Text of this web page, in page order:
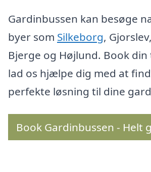
Gardinbussen kan besøge
byer som Silkeborg, Gjorslev,
Bjerge og Højlund. Book din
lad os hjælpe dig med at
perfekte løsning til dine
Book Gardinbussen - Helt